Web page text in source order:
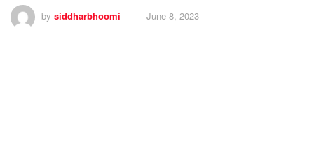
by siddharbhoomi June 8, 2023